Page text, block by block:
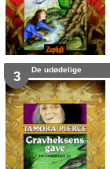
3 De udødelige